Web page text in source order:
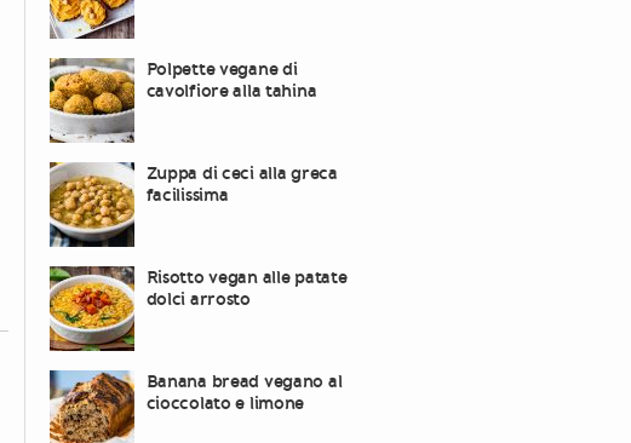
Polpette vegane di
cavolfiore alla tahina
Zuppa di ceci alla greca
facilissima
Risotto vegan alle patate
dolci arrosto
Banana bread vegano al
cioccolato e limone